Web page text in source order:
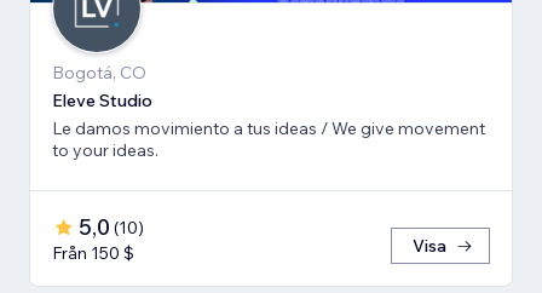
Bogotá, CO
Eleve Studio
Le damos movimiento a tus ideas / We give movement
to your ideas.
5,0 (10)
Från 150 $
Visa